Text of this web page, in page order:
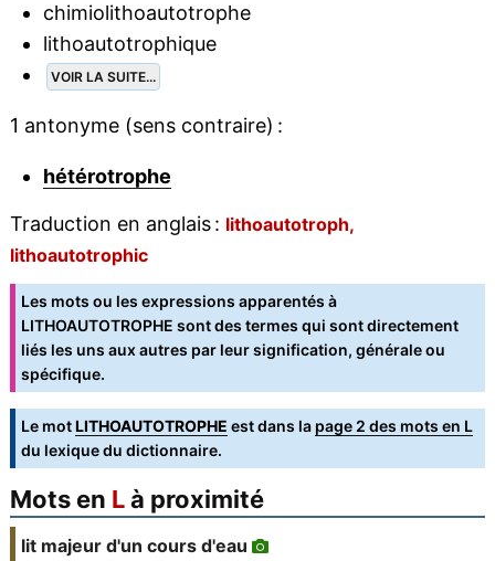
chimiolithoautotrophe
lithoautotrophique
VOIR LA SUITE...
1 antonyme (sens contraire) :
hétérotrophe
Traduction en anglais : lithoautotroph,
lithoautotrophic
Les mots ou les expressions apparentés à
LITHOAUTOTROPHE sont des termes qui sont directement
liés les uns aux autres par leur signification, générale ou
spécifique.
Le motLITHOAUTOTROPHE est dans la page 2 des mots en L
du lexique du dictionnaire.
Mots en Là proximité
lit majeur d'un cours d'eau